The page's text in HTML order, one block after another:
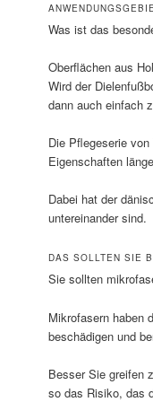
Was ist das
Oberflächen aus
Wird der
dann auch einfach
Die Pflegeserie
Eigenschaften
Dabei hat der
untereinander sind.
DAS SOLLTEN SIE
Sie sollten
Mikrofasern haben
beschädigen und
Besser Sie greifen
so das Risiko, das